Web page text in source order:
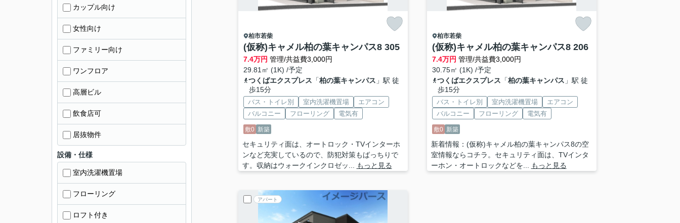
柏市若柴
(仮称)キャメル柏の葉キャンパス8 305
7.4万円 管理/共益費3,000円
29.81㎡ (1K) /予定
つくばエクスプレス 「柏の葉キャンパス 」駅 徒
歩15分
バス・トイレ別 室内洗濯機置場
エアコン
バルコニー
フローリング 電気有
敷0 新築
セキュリティ面は、オートロック・TVインターホ
ンなど充実しているので、防犯対策もばっちりで
す。収納はウォークインクロゼッ...
もっと見る
柏市若柴
(仮称)キャメル柏の葉キャンパス8 206
7.4万円 管理/共益費3,000円
30.75㎡ (1K) /予定
つくばエクスプレス 「柏の葉キャンパス 」駅 徒
歩15分
バス・トイレ別 室内洗濯機置場
エアコン
バルコニー
フローリング 電気有
敷0 新築
新着情報：(仮称)キャメル柏の葉キャンパス8の空
室情報ならコチラ。セキュリティ面は、TVインタ
ーホン・オートロックなどを...
もっと見る
アパート
カップル向け
女性向け
ファミリー向け
ワンフロア
高層ビル
飲食店可
居抜物件
設備・仕様
室内洗濯機置場
フローリング
ロフト付き